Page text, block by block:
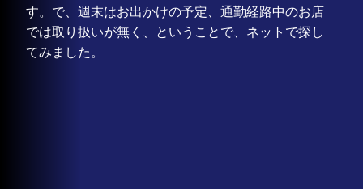
す。で、週末はお出かけの予定、通勤経路中のお店
では取り扱いが無く、ということで、ネットで探し
てみました。